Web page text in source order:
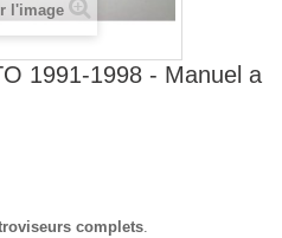
l'image
1991-1998 - Manuel a
complets.